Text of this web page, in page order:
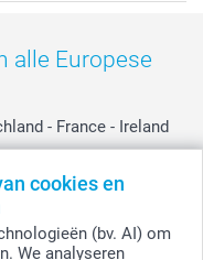
cookies en
(bv. AI) om
We analyseren
alle Europese
- France - Ireland
- Suisse -
Kingdom -